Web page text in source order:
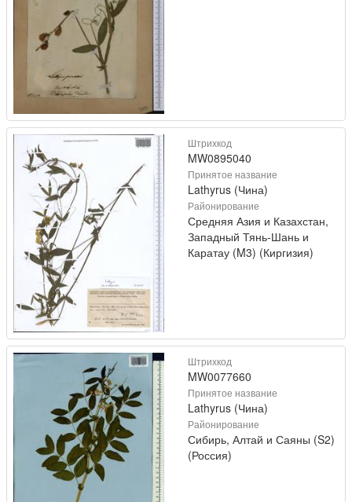
Штрихкод
MW0895040
Принятое название
Lathyrus (Чина)
Районирование
Средняя Азия и Казахстан,
Западный Тянь-Шань и
Каратау (M3) (Киргизия)
Штрихкод
MW0077660
Принятое название
Lathyrus (Чина)
Районирование
Сибирь, Алтай и Саяны (S2)
(Россия)